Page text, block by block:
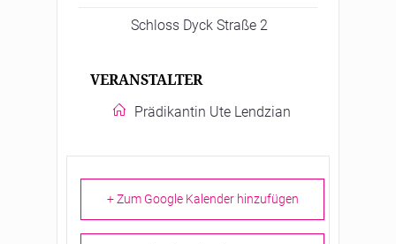
Schloss Dyck Straße 2
VERANSTALTER
Prädikantin Ute Lendzian
+ Zum Google Kalender hinzufügen